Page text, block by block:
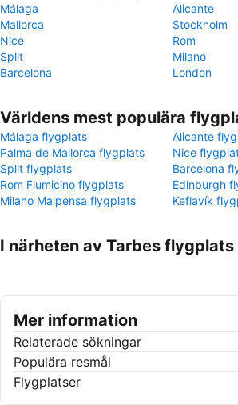
Málaga
Alicante
Mallorca
Stockholm
Nice
Rom
Split
Milano
Barcelona
London
Världens mest populära
Málaga flygplats
Alicante
Palma de Mallorca flygplats
Nice
Split flygplats
Barcelona
Rom Fiumicino flygplats
Edinburgh
Milano Malpensa flygplats
Keflavík
I närheten av Tarbes flygplats
Mer information
Relaterade sökningar
Populära resmål
Flygplatser